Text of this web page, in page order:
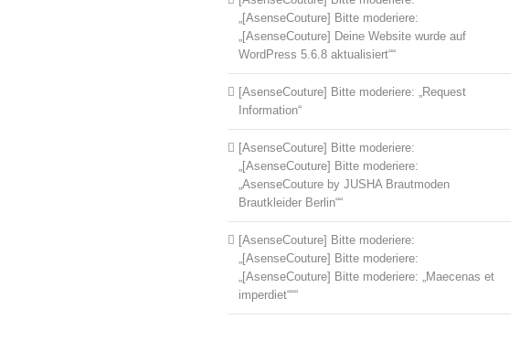
„[AsenseCouture] Bitte moderiere:
„[AsenseCouture] Deine Website wurde auf
WordPress 5.6.8 aktualisiert““
[AsenseCouture] Bitte moderiere: „Request
Information“
[AsenseCouture] Bitte moderiere:
„[AsenseCouture] Bitte moderiere:
„AsenseCouture by JUSHA Brautmoden
Brautkleider Berlin““
[AsenseCouture] Bitte moderiere:
„[AsenseCouture] Bitte moderiere:
„[AsenseCouture] Bitte moderiere: „Maecenas et
imperdiet“““